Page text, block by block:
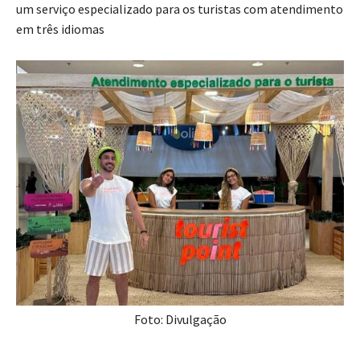
um serviço especializado para os turistas com atendimento
em três idiomas
Foto: Divulgação